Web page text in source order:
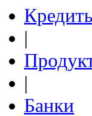
|
|
Банки